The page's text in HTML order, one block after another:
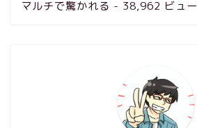
マルチで驚かれる - 38,962 ビュー